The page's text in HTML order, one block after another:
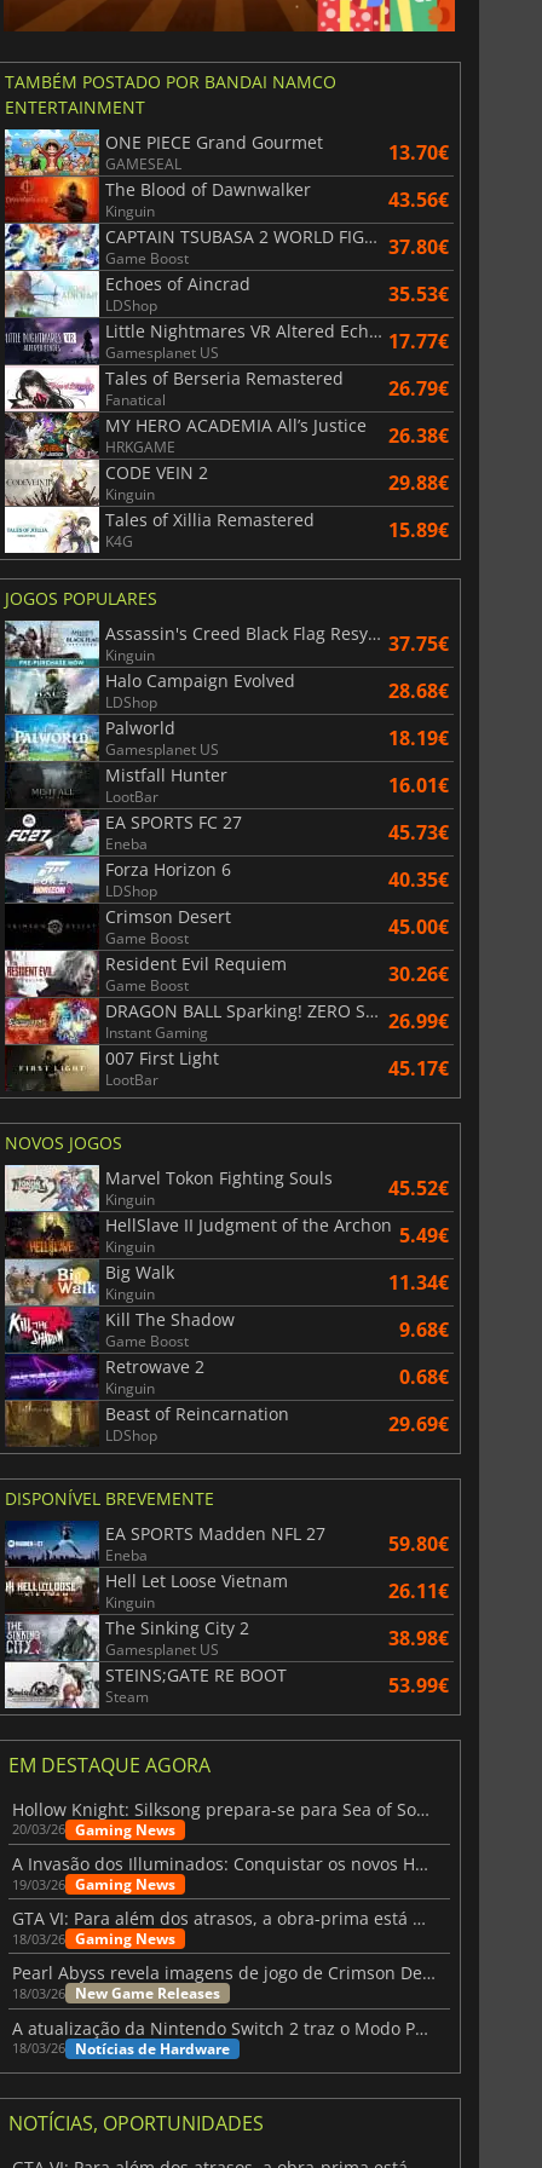
38.54€
Gate 3
41.06
TAMBÉM POSTADO POR BANDAI NAMCO
ENTERTAINMENT
ONE PIECE Grand Gourmet
GAMESEAL 13.70€
The Blood of Dawnwalker
Kinguin 43.56€
CAPTAIN TSUBASA 2 WORLD FIGHTERS
Game Boost 37.80€
Echoes of Aincrad
LDShop 35.53€
Little Nightmares VR Altered Echoes
Gamesplanet US 17.77€
Tales of Berseria Remastered
Fanatical 26.79€
MY HERO ACADEMIA All’s Justice
HRKGAME 26.38€
CODE VEIN 2
Kinguin 29.88€
Tales of Xillia Remastered
K4G 15.89€
JOGOS POPULARES
Assassin's Creed Black Flag Resynced
Kinguin 37.75€
Halo Campaign Evolved
LDShop 28.68€
Palworld
Gamesplanet US 18.19€
Mistfall Hunter
LootBar 16.01€
EA SPORTS FC 27
Eneba 45.73€
Forza Horizon 6
LDShop 40.35€
Crimson Desert
Game Boost 45.00€
Resident Evil Requiem
Game Boost 30.26€
DRAGON BALL Sparking! ZERO Super Limit Breaking NEO
Instant Gaming 26.99€
007 First Light
LootBar 45.17€
NOVOS JOGOS
Marvel Tokon Fighting Souls
Kinguin 45.52€
HellSlave II Judgment of the Archon
Kinguin 5.49€
Big Walk
Kinguin 11.34€
Kill The Shadow
Game Boost 9.68€
Retrowave 2
Kinguin 0.68€
Beast of Reincarnation
LDShop 29.69€
DISPONÍVEL BREVEMENTE
EA SPORTS Madden NFL 27
Eneba 59.80€
Hell Let Loose Vietnam
Kinguin 26.11€
The Sinking City 2
Gamesplanet US 38.98€
STEINS;GATE RE BOOT
Steam 53.99€
EM DESTAQUE AGORA
Hollow Knight: Silksong prepara-se para Sea of Sorrow com um patch
20/03/26 Gaming News
A Invasão dos Illuminados: Conquistar os novos Helldivers 2 Atualização!
19/03/26 Gaming News
GTA VI: Para além dos atrasos, a obra-prima está quase a chegar
18/03/26 Gaming News
Pearl Abyss revela imagens de jogo de Crimson Desert para a PS5
18/03/26 New Game Releases
A atualização da Nintendo Switch 2 traz o Modo Portátil aos jogos mais antigos da Switch
18/03/26 Notícias de Hardware
NOTÍCIAS, OPORTUNIDADES